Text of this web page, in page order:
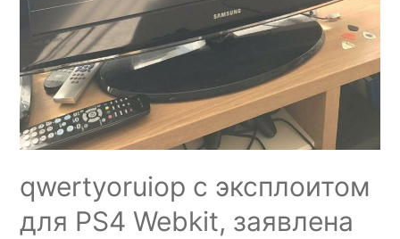
qwertyoruiop с эксплоитом
для PS4 Webkit, заявлена